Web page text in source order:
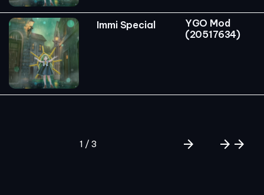
Immi Special
YGO Mod
(20517634)
1 / 3 arrow_forward arrow_forward arrow_forward